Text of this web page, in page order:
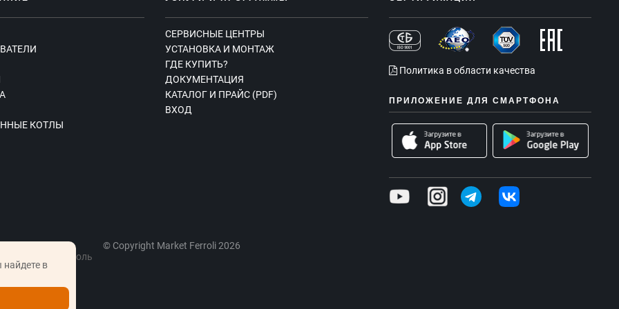
КОТЛЫ
СЕРВИСНЫЕ ЦЕНТРЫ
УСТАНОВКА И МОНТАЖ
ГДЕ КУПИТЬ?
ДОКУМЕНТАЦИЯ
КАТАЛОГ И ПРАЙС (PDF)
ВХОД
Политика в области качества
ПРИЛОЖЕНИЕ ДЛЯ СМАРТФОНА
г. Фаниполь
© Copyright Market Ferroli 2026
в